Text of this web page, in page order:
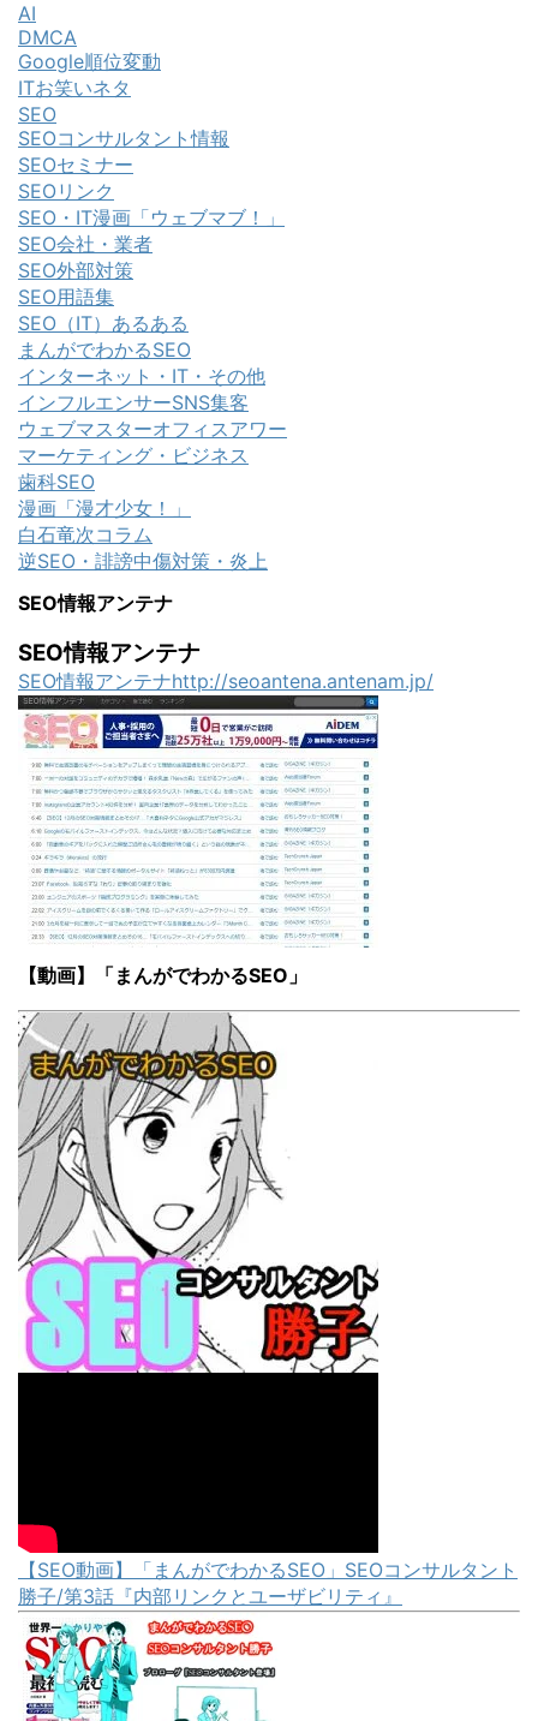
AI
DMCA
Google順位変動
ITお笑いネタ
SEO
SEOコンサルタント情報
SEOセミナー
SEOリンク
SEO・IT漫画「ウェブマブ！」
SEO会社・業者
SEO外部対策
SEO用語集
SEO（IT）あるある
まんがでわかるSEO
インターネット・IT・その他
インフルエンサーSNS集客
ウェブマスターオフィスアワー
マーケティング・ビジネス
歯科SEO
漫画「漫才少女！」
白石竜次コラム
逆SEO・誹謗中傷対策・炎上
SEO情報アンテナ
SEO情報アンテナ
SEO情報アンテナhttp://seoantena.antenam.jp/
【動画】「まんがでわかるSEO」
【SEO動画】「まんがでわかるSEO」SEOコンサルタント
勝子/第3話『内部リンクとユーザビリティ』